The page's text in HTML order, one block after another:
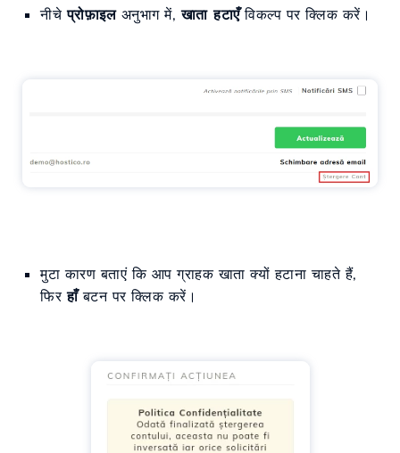
नीचेप्रोफ़ाइलअनुभाग में,खाता हटाएँविकल्प पर क्लिक करें।
मुटा कारण बताएं कि आप ग्राहक खाता क्यों हटाना चाहते हैं,
फिरहाँबटन पर क्लिक करें।